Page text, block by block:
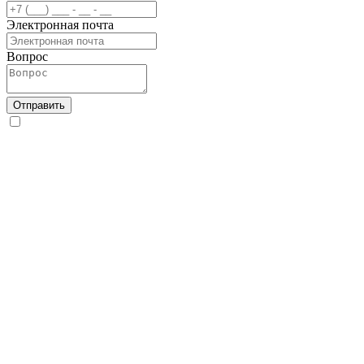
Электронная почта
Вопрос
Отправить